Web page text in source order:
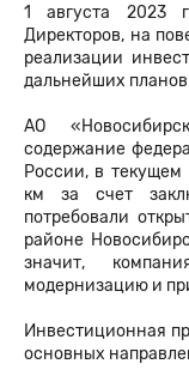
1 августа 2023
Директоров, на
реализации
дальнейших
АО
содержание
России, в текущем
км за счет
потребовали
районе
значит,
модернизацию и
Инвестиционная
основных